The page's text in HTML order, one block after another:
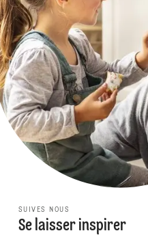
SUIVES NOUS
Se laisser inspirer